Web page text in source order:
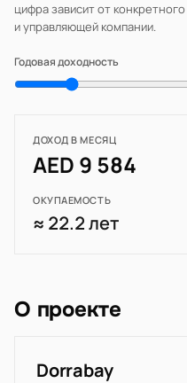
цифра зависит от
и управляющей компании.
Годовая доходность
ДОХОД В МЕСЯЦ
AED 9 584
ОКУПАЕМОСТЬ
≈ 22.2 лет
О проекте
Dorrabay